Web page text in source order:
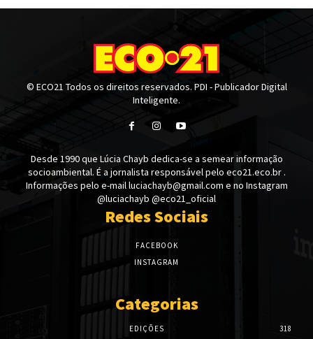
© ECO21 Todos os direitos reservados. PDI - Publicador Digital
Inteligente.
Desde 1990 que Lúcia Chayb dedica-se a semear informação
socioambiental. É a jornalista responsável pelo eco21.eco.br .
Informações pelo e-mail luciachayb@gmail.com e no Instagram
@luciachayb @eco21_oficial
Redes Sociais
FACEBOOK
INSTAGRAM
Categorias
EDIÇÕES 318